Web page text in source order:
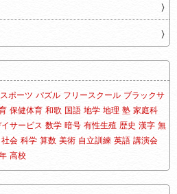
スポーツ パズル フリースクール ブラックサ
保健体育 和歌 国語 地学 地理 塾 家庭科
サービス 数学 暗号 有性生殖 歴史 漢字 無
社会 科学 算数 美術 自立訓練 英語 講演会
高校